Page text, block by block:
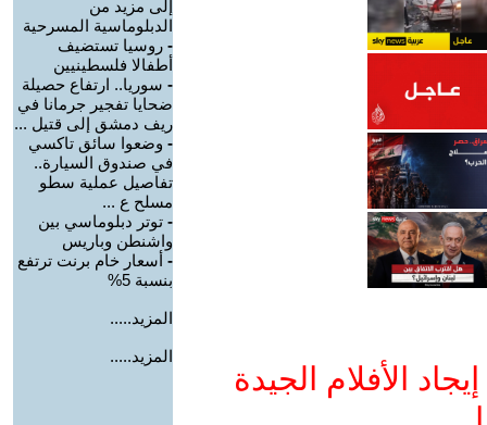
الأفلام الجيدة
إلى مزيد من
الدبلوماسية المسرحية
- روسيا تستضيف
أطفالا فلسطينيين
- سوريا.. ارتفاع حصيلة
ضحايا تفجير جرمانا في
ريف دمشق إلى قتيل ...
- وضعوا سائق تاكسي
في صندوق السيارة..
تفاصيل عملية سطو
مسلح ع ...
- توتر دبلوماسي بين
واشنطن وباريس
- أسعار خام برنت ترتفع
بنسبة 5%
المزيد.....
المزيد.....